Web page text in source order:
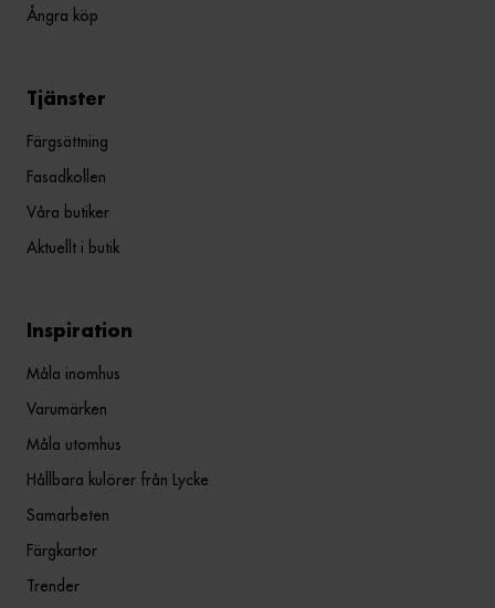
Ångra köp
Tjänster
Färgsättning
Fasadkollen
Våra butiker
Aktuellt i butik
Inspiration
Måla inomhus
Varumärken
Måla utomhus
Hållbara kulörer från Lycke
Samarbeten
Färgkartor
Trender